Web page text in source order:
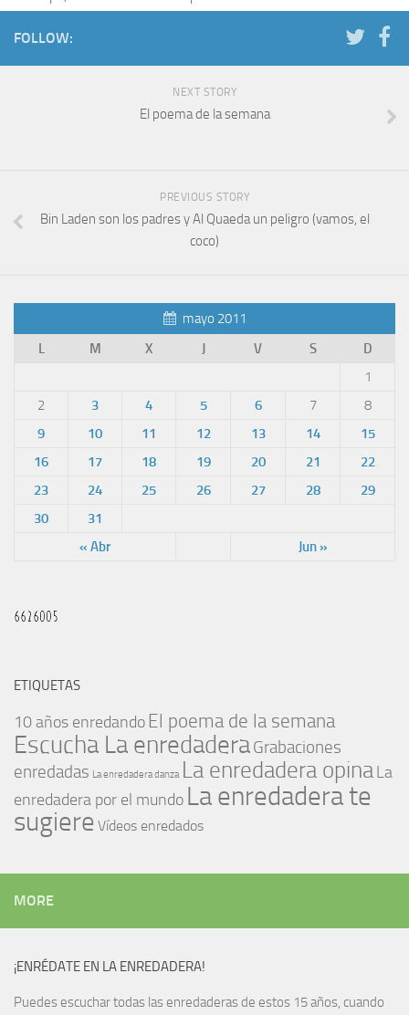
FOLLOW:
NEXT STORY
El poema de la semana
PREVIOUS STORY
Bin Laden son los padres y Al Quaeda un peligro (vamos, el
coco)
mayo 2011
L
M X J V S D
« Abr Jun »
1
2
3 4 5 6 7
8
9
10 11 12 13 14
15
16
17 18 19 20 21
22
23
24 25 26 27 28
29
30
31
ETIQUETAS
10 años enredando El poema de la semana
Escucha La enredaderaGrabaciones
enredadas La enredadera danza La enredadera opina La
enredadera por el mundo La enredadera te
sugiere Vídeos enredados
MORE
¡ENRÉDATE EN LA ENREDADERA!
Puedes escuchar todas las enredaderas de estos 15 años, cuando